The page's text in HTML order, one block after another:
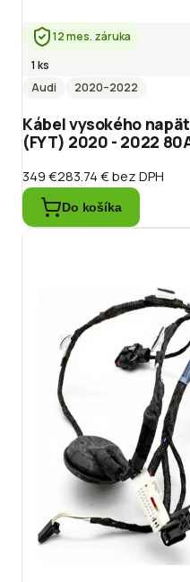
12 mes. záruka
1 ks
Audi
2020–2022
Kábel vysokého
(FYT) 2020 - 2022
349 €283.74 €bez DPH
Do košíka